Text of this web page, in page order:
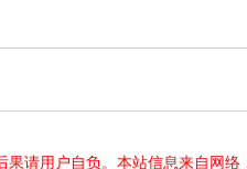
请用户自负。本站信息来自网络